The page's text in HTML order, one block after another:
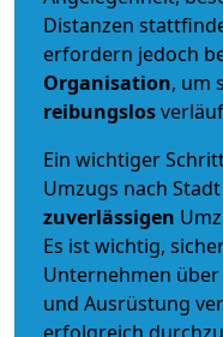
Distanzen
erfordern jedoch
Organisation, um
reibungslos
Ein wichtiger
Umzugs nach
zuverlässigen
Es ist wichtig,
Unternehmen
und Ausrüstung